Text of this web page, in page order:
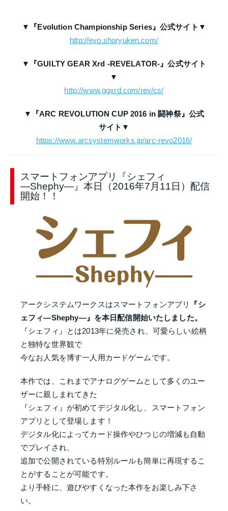
▼『Evolution Championship Series』公式サイト ▼
http://evo.shoryuken.com/
▼『GUILTY GEAR Xrd -REVELATOR-』公式サイト
▼
http://www.ggxrd.com/rev/cs/
▼『ARC REVOLUTION CUP 2016 in 闘神祭』公式
サイト ▼
https://www.arcsystemworks.jp/arc-revo2016/
スマートフォンアプリ『シェフィ
―Shephy―』本日（2016年7月11日）配信
開始！！
アークシステムワークスはスマートフォンアプリ
『シ
ェフィ―Shephy―』を本日配信開始いたしました。
『シェフィ』とは2013年に発売され、可愛らしい絵柄
と独特な世界観で
今なお人気を博す一人用カードゲームです。
本作では、これまでアナログゲームとして多くのユー
ザーに親しまれてきた
『シェフィ』が初めてデジタル化し、スマートフォン
アプリとして登場します！
デジタル化によってカード操作やひつじの増減も自動
でプレイされ、
追加で公開されている特別ルールも簡単に再現するこ
とがすることが可能です。
より手軽に、遊びやすくなった本作をお楽しみ下さ
い。